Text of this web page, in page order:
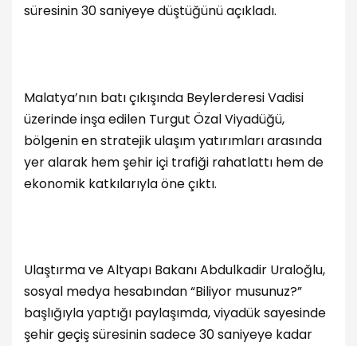
süresinin 30 saniyeye düştüğünü açıkladı.
Malatya’nın batı çıkışında Beylerderesi Vadisi
üzerinde inşa edilen Turgut Özal Viyadüğü,
bölgenin en stratejik ulaşım yatırımları arasında
yer alarak hem şehir içi trafiği rahatlattı hem de
ekonomik katkılarıyla öne çıktı.
Ulaştırma ve Altyapı Bakanı Abdulkadir Uraloğlu,
sosyal medya hesabından “Biliyor musunuz?”
başlığıyla yaptığı paylaşımda, viyadük sayesinde
şehir geçiş süresinin sadece 30 saniyeye kadar